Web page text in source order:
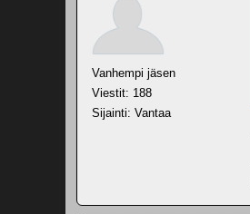
Vanhempi jäsen
Viestit: 188
Sijainti: Vantaa